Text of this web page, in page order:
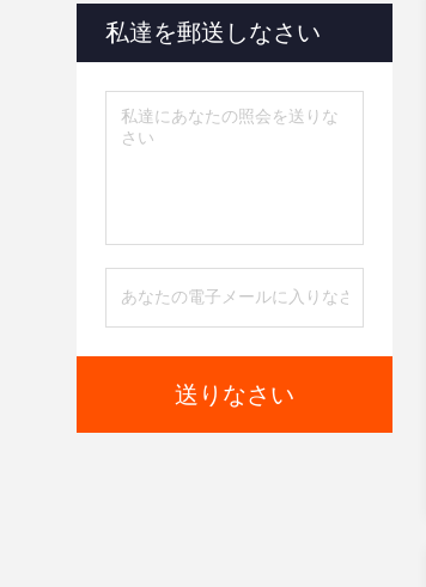
私達を郵送しなさい
送りなさい